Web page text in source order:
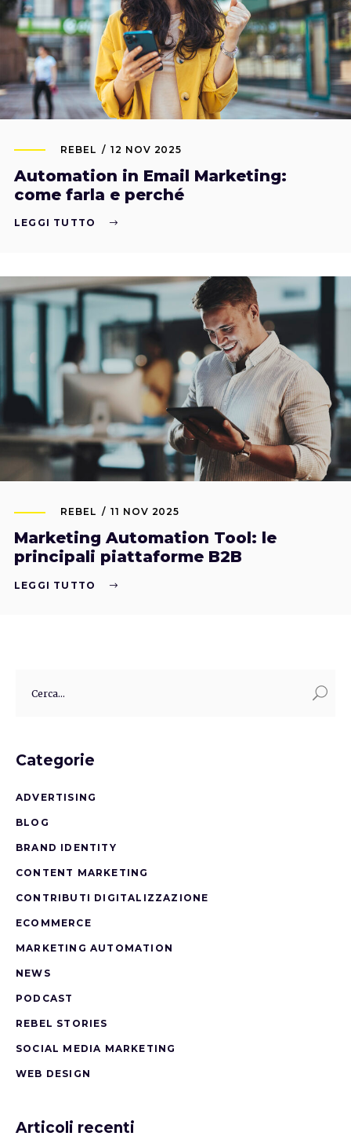
REBEL 12 NOV 2025
Automation in Email Marketing:
come farla e perché
LEGGI TUTTO
REBEL 11 NOV 2025
Marketing Automation Tool: le
principali piattaforme B2B
LEGGI TUTTO
Categorie
ADVERTISING
BLOG
BRAND IDENTITY
CONTENT MARKETING
CONTRIBUTI DIGITALIZZAZIONE
ECOMMERCE
MARKETING AUTOMATION
NEWS
PODCAST
REBEL STORIES
SOCIAL MEDIA MARKETING
WEB DESIGN
Articoli recenti